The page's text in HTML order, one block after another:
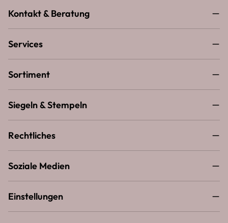
Kontakt & Beratung
Services
Sortiment
Siegeln & Stempeln
Rechtliches
Soziale Medien
Einstellungen